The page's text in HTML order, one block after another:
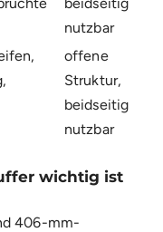
nutzbar
offene
Struktur,
beidseitig
nutzbar
wichtig ist
406-mm-